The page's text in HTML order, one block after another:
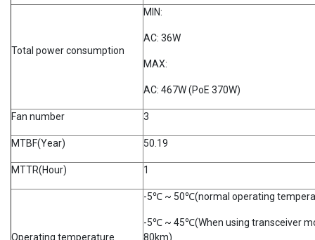
Total power consumption
MIN:
AC: 36W
MAX:
AC: 467W (PoE 370W)
Fan number 3
MTBF(Year) 50.19
MTTR(Hour) 1
Operating temperature
-5℃ ~ 50℃(normal operating
-5℃ ~ 45℃(When using transceiver
80km)